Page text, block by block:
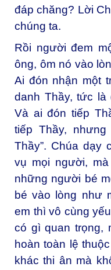
đáp chăng? Lời
chúng ta.
Rồi người đem
ông, ôm nó vào
Ai đón nhận một
danh Thầy, tức là
Và ai đón tiếp
tiếp Thầy,
Thầy”. Chúa dạy
vụ mọi người,
những người bé
bé vào lòng như
em thì vô cùng
có gì quan trọng,
hoàn toàn lệ
khác thi ân mà